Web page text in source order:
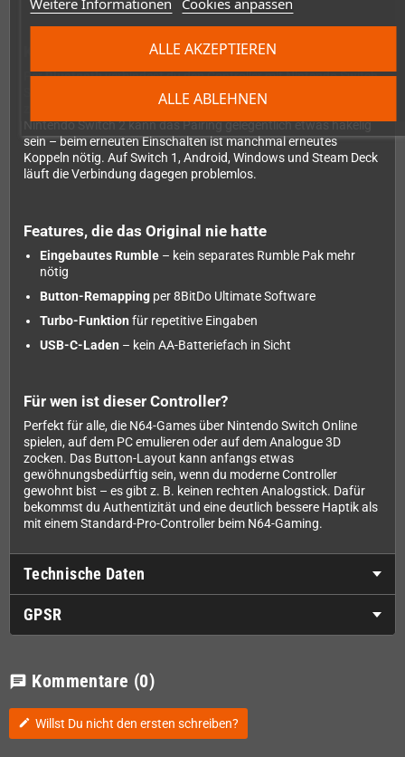
ALLE ABLEHNEN
ALLE AKZEPTIEREN
Konnektivität & Kompatibilität
PerBluetoothverbindest du den Controller mit Nintendo Switch,
Switch 2, Android und Windows. Für Windows-Setups gibt es
zusätzlich eine kabelgebundene USB-Option.
Nintendo Switch 2 kann das Pairing gelegentlich etwas hakelig
sein – beim erneuten Einschalten ist manchmal erneutes
Koppeln nötig. Auf Switch 1, Android, Windows und Steam Deck
läuft die Verbindung dagegen problemlos.
Features, die das Original nie hatte
Eingebautes Rumble– kein separates Rumble Pak mehr
nötig
Button-Remappingper 8BitDo Ultimate Software
Turbo-Funktion für repetitive Eingaben
USB-C-Laden – kein AA-Batteriefach in Sicht
Für wen ist dieser Controller?
Perfekt für alle, die N64-Games über Nintendo Switch Online
spielen, auf dem PC emulieren oder auf dem Analogue 3D
zocken. Das Button-Layout kann anfangs etwas
gewöhnungsbedürftig sein, wenn du moderne Controller
gewohnt bist – es gibt z. B. keinen rechten Analogstick. Dafür
bekommst du Authentizität und eine deutlich bessere Haptik als
mit einem Standard-Pro-Controller beim N64-Gaming.
Technische Daten
GPSR
chat Kommentare (0)
edit Willst Du nicht den ersten schreiben?